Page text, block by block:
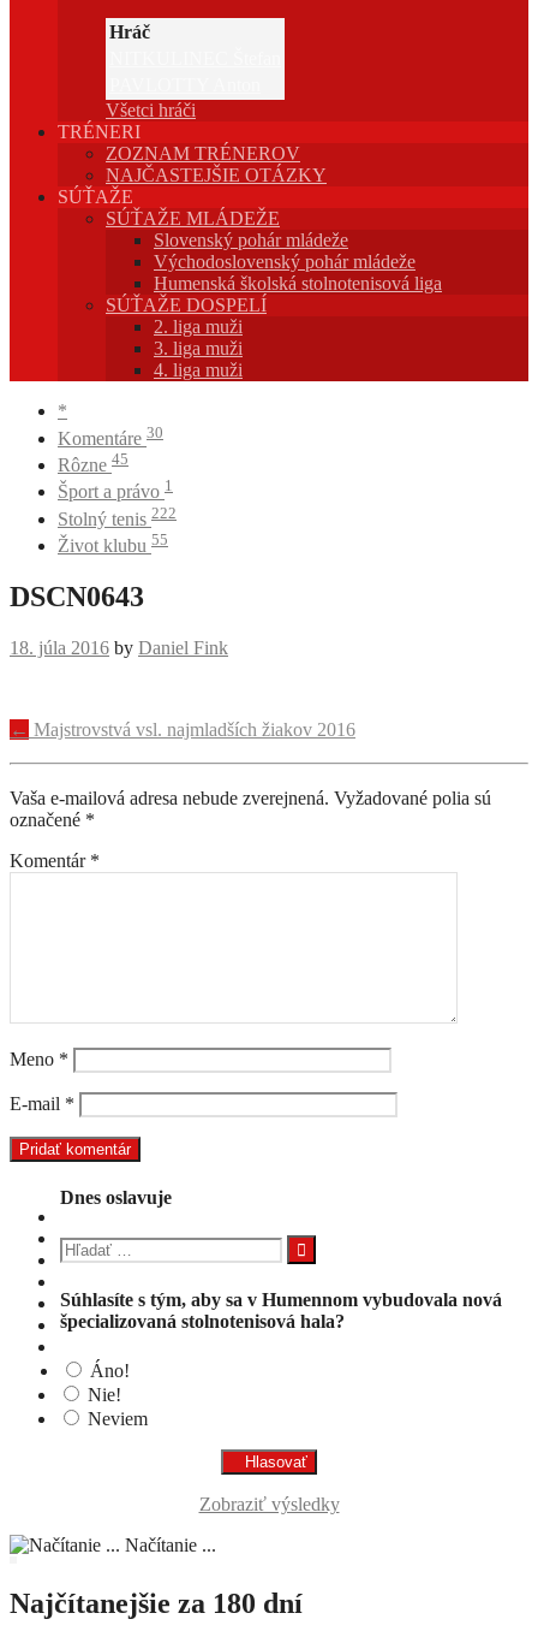
Hráč
Všetci hráči
TRÉNERI
ZOZNAM TRÉNEROV
NAJČASTEJŠIE OTÁZKY
SÚŤAŽE
SÚŤAŽE MLÁDEŽE
Slovenský pohár mládeže
Východoslovenský pohár mládeže
Humenská školská stolnotenisová liga
SÚŤAŽE DOSPELÍ
2. liga muži
3. liga muži
4. liga muži
*
Komentáre 30
Rôzne 45
Šport a právo 1
Stolný tenis 222
Život klubu 55
DSCN0643
18. júla 2016 by Daniel Fink
Navigácia
príspevku
← Majstrovstvá vsl. najmladších žiakov 2016
Vaša e-mailová adresa nebude zverejnená. Vyžadované polia sú
označené *
Komentár *
Meno *
E-mail *
Dnes oslavuje
Hľadať:
Súhlasíte s tým, aby sa v Humennom vybudovala nová
špecializovaná stolnotenisová hala?
Áno!
Nie!
Neviem
Zobraziť výsledky
Načítanie ...
Najčítanejšie za 180 dní